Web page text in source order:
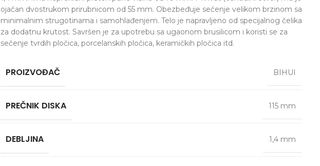
ojačan dvostrukom prirubnicom od 55 mm. Obezbeđuje sečenje velikom brzinom sa
minimalnim strugotinama i samohlađenjem. Telo je napravljeno od specijalnog čelika
za dodatnu krutost. Savršen je za upotrebu sa ugaonom brusilicom i koristi se za
sečenje tvrdih pločica, porcelanskih pločica, keramičkih pločica itd.
PROIZVOĐAČ BIHUI
PREČNIK DISKA 115 mm
DEBLJINA 1,4 mm